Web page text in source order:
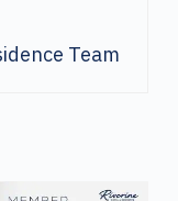
Team